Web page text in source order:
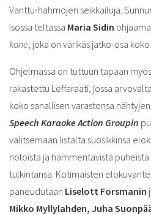
Vanttu-hahmojen seikkailuja.
isossa teltassa Maria Sidin
kone , joka on värikäs jatko-osa
Ohjelmassa on tuttuun tapaan myös
rakastettu Leffaraati, jossa
koko sanallisen varastonsa
Speech Karaoke Action Groupin
valitsemaan listalta suosikkinsa
noloista ja hämmentävistä
tulkintansa. Kotimaisten
paneudutaan Liselott Forsmanin
Mikko Myllylahden, Juha